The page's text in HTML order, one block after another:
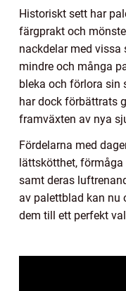
Historiskt sett har
färgprakt och
nackdelar med vissa
mindre och många
bleka och förlora sin
har dock förbättrats
framväxten av nya
Fördelarna med
lättskötthet,
samt deras
av palettblad kan nu
dem till ett perfekt